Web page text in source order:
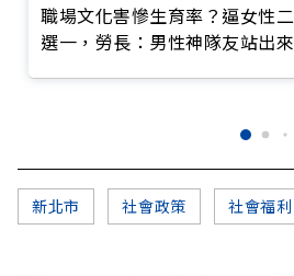
職場文化害慘生育率？逼女性二
選一，勞長：男性神隊友站出來
新北市 社會政策 社會福利